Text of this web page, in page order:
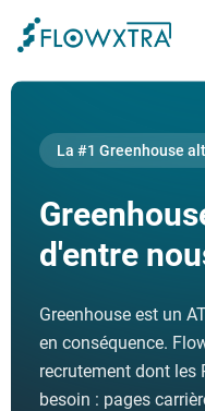
La #1 Greenhouse
d'entre
Greenhouse est un
en conséquence.
recrutement dont les
besoin : pages